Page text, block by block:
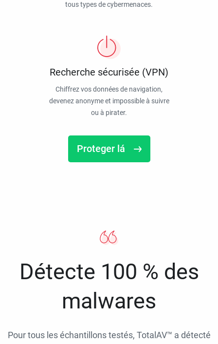
tous types de cybermenaces.
Recherche sécurisée (VPN)
Chiffrez vos données de navigation,
devenez anonyme et impossible à suivre
ou à pirater.
Proteger lá
Détecte 100 % des
malwares
Pour tous les échantillons testés, TotalAV™ a détecté